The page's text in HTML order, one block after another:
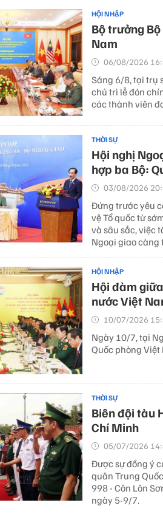
HỘI NHẬP
Bộ trưởng
Nam
06/08/2026
Sáng 6/8, tại trụ
chủ trì lễ đón
các thành viên
THỜI SỰ
Hội nghị
hợp ba Bộ:
03/08/2026
Đứng trước yêu
vệ Tổ quốc từ
và sâu sắc, việc
Ngoại giao càng
HỘI NHẬP
Hội đàm
nước Việt
10/07/2026
Ngày 10/7, tại
Quốc phòng Việt
THỜI SỰ
Biên đội tàu
Chí Minh
05/07/2026
Được sự đồng ý
quân Trung
998 - Côn Lôn
ngày 5-9/7.